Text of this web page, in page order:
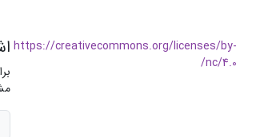
https://creativecommons.org/licenses/by-
nc/4.0/